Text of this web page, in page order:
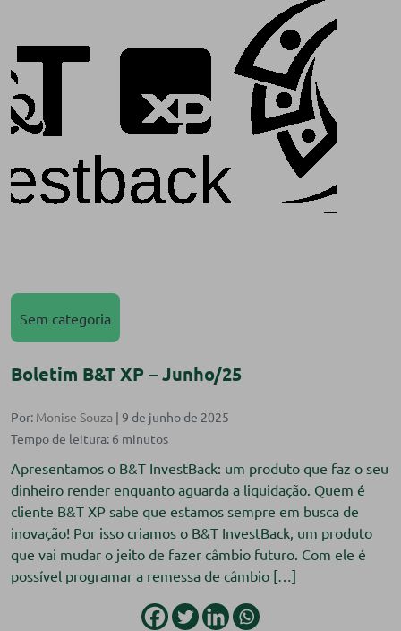
Sem categoria
Boletim B&T XP – Junho/25
Por: Monise Souza | 9 de junho de 2025
Apresentamos o B&T InvestBack: um produto que faz o seu
dinheiro render enquanto aguarda a liquidação. Quem é
cliente B&T XP sabe que estamos sempre em busca de
inovação! Por isso criamos o B&T InvestBack, um produto
que vai mudar o jeito de fazer câmbio futuro. Com ele é
possível programar a remessa de câmbio […]